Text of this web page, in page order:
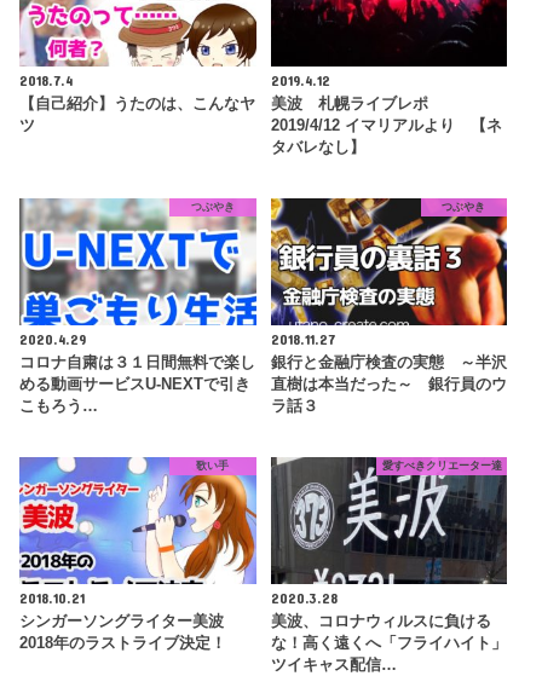
2018.7.4
【自己紹介】うたのは、こんなヤ
ツ
2019.4.12
美波 札幌ライブレポ
2019/4/12 イマリアルより 【ネ
タバレなし】
つぶやき
2020.4.29
コロナ自粛は３１日間無料で楽し
める動画サービスU-NEXTで引き
こもろう…
つぶやき
2018.11.27
銀行と金融庁検査の実態 ～半沢
直樹は本当だった～ 銀行員のウ
ラ話３
歌い手
2018.10.21
シンガーソングライター美波
2018年のラストライブ決定！
愛すべきクリエーター達
2020.3.28
美波、コロナウィルスに負ける
な！高く遠くへ「フライハイト」
ツイキャス配信…